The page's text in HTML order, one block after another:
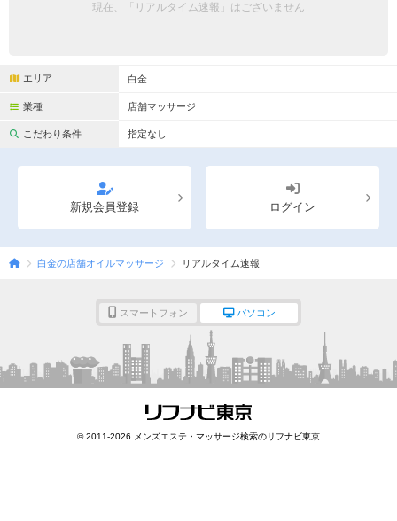
完全個室
ペアルームあり シャワー室完備
フットバスあり
専用駐車場あり 有資格者在籍
日本人スタッフのみ 女性スタッフのみ
Ｗセラピスト
こだわり条件を変更
現在、「リアルタイム速報」はございません
エリア 白金
業種 店舗マッサージ
こだわり条件 指定なし
新規会員登録 ログイン
白金の店舗オイルマッサージ リアルタイム速報
スマートフォン パソコン
© 2011-2026 メンズエステ・マッサージ検索のリフナビ東京